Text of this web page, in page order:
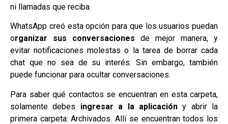
ni llamadas que reciba.
WhatsApp creó esta opción para que los usuarios puedan
organizar sus conversaciones de mejor manera, y
evitar notificaciones molestas o la tarea de borrar cada
chat que no sea de su interés. Sin embargo, también
puede funcionar para ocultar conversaciones.
Para saber qué contactos se encuentran en esta carpeta,
solamente debes ingresar a la aplicacióny abrir la
primera carpeta: Archivados. Allí se encuentran todos los